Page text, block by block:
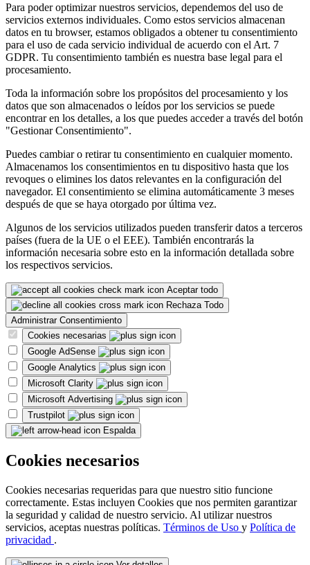
Para poder optimizar nuestros servicios, dependemos del uso de
servicios externos individuales. Como estos servicios almacenan
datos en tu browser, estamos obligados a obtener tu consentimiento
para el uso de cada servicio individual de acuerdo con el Art. 7
GDPR. Tu consentimiento también es nuestra base legal para el
procesamiento.
Toda la información sobre los propósitos del procesamiento y los
datos que son almacenados o leídos por los servicios se puede
encontrar en los detalles, a los que puedes acceder a través del botón
"Gestionar Consentimiento".
Puedes cambiar o retirar tu consentimiento en cualquier momento.
Almacenamos los consentimientos en tu dispositivo hasta que los
revoques o elimines los datos relevantes en la configuración del
navegador. El consentimiento se elimina automáticamente 3 meses
después de que se haya otorgado por última vez.
Algunos de los servicios utilizados pueden transferir datos a terceros
países (fuera de la UE o el EEE). También encontrarás la
información necesaria sobre esto en la información detallada sobre
los respectivos servicios.
Aceptar todo
Rechaza Todo
Administrar Consentimiento
Cookies necesarias
Google AdSense
Google Analytics
Microsoft Clarity
Microsoft Advertising
Trustpilot
Espalda
Cookies necesarios
Cookies necesarias requeridas para que nuestro sitio funcione
correctamente. Estas incluyen Cookies que nos permiten garantizar
la seguridad y calidad de nuestro servicio. Al utilizar nuestros
servicios, aceptas nuestras políticas. Términos de Uso y Política de
privacidad .